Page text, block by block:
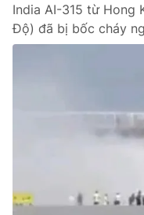
India AI-315 từ Hong
Độ) đã bị bốc cháy